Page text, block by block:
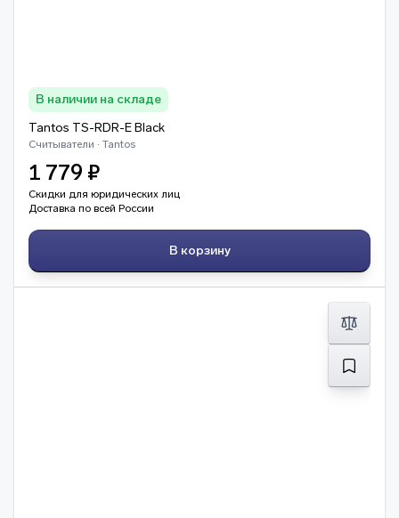
В наличии на складе
Tantos TS-RDR-E Black
Считыватели · Tantos
1 779 ₽
Скидки для юридических лиц
Доставка по всей России
В корзину